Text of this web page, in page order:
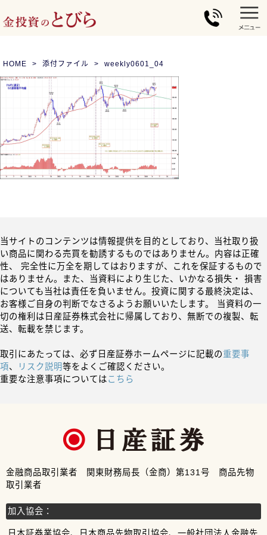
HOME 添付ファイル weekly0601_04
当サイトのコンテンツは情報提供を目的としており、当社取り扱
い商品に関わる売買を勧誘するものではありません。内容は正確
性、 完全性に万全を期してはおりますが、これを保証するもので
はありません。また、当資料により生じた、いかなる損失・ 損害
についても当社は責任を負いません。投資に関する最終決定は、
お客様ご自身の判断でなさるようお願いいたします。 当資料の一
切の権利は日産証券株式会社に帰属しており、無断での複製、転
送、転載を禁じます。
取引にあたっては、必ず日産証券ホームページに記載の重要事
項、 リスク説明等をよくご確認ください。
重要な注意事項についてはこちら
金融商品取引業者 関東財務局長（金商）第131号 商品先物
取引業者
加入協会：